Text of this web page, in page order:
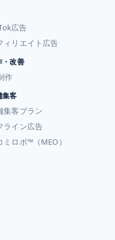
広告
ィリエイト広告
・改善
作
集客
集客プラン
ライン広告
ミロボ™（MEO）